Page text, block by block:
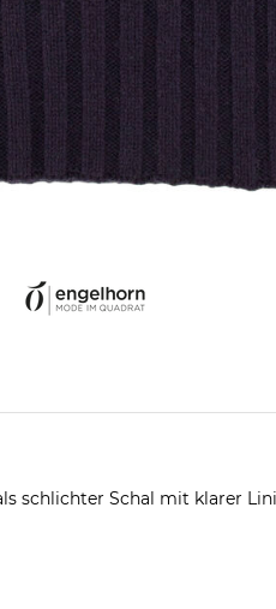
schlichter Schal mit klarer